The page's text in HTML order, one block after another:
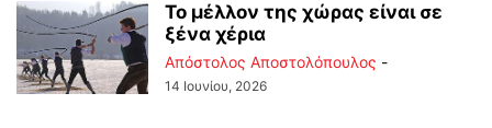
Το μέλλον της χώρας είναι σε
ξένα χέρια
Απόστολος Αποστολόπουλος -
14 Ιουνίου, 2026